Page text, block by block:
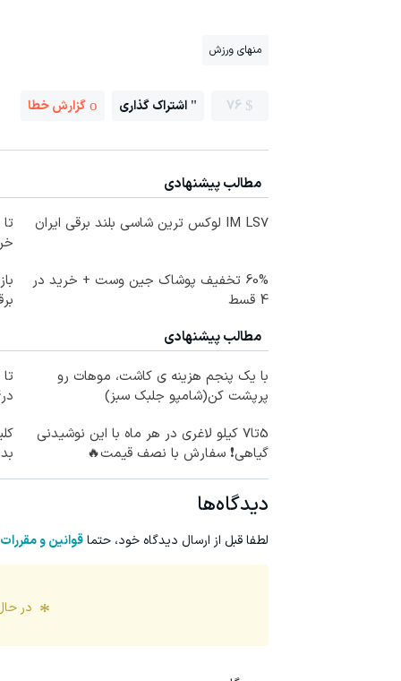
منهای ورزش
76 اشتراک گذاری گزارش خطا
مطالب پیشنهادی
IM LS7 لوکس ترین شاسی بلند برقی ایران
60% تخفیف پوشاک جین وست + خرید در
4 قسط
مطالب پیشنهادی
با یک پنجم هزینه ی کاشت، موهات رو
پرپشت کن(شامپو جلبک سبز)
در4 قسط
5تا7 کیلو لاغری در هر ماه با این نوشیدنی
گیاهی❗ سفارش با نصف قیمت🔥
دیدگاه‌ها
لطفا قبل از ارسال دیدگاه خود، حتماقوانین و مقررات
در